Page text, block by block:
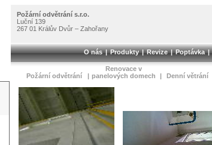
Požární odvětrání s.r.o.
Luční 139
267 01 Králův Dvůr – Zahořany
O nás|Produkty|Revize|Poptávka|
Požární odvětrání |
Renovace v
panelových domech
| Denní větrání